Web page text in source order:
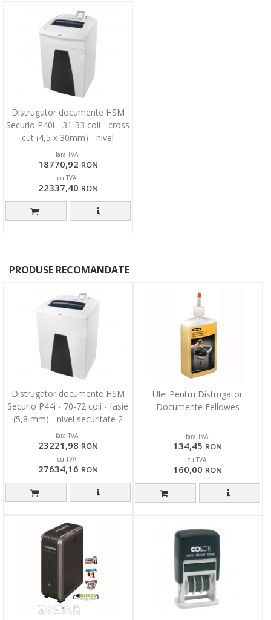
Distrugator documente HSM
Securio P40i - 31-33 coli - cross
cut (4,5 x 30mm) - nivel
securitate 3
fara TVA:
18770,92 RON
cu TVA:
22337,40 RON
PRODUSE RECOMANDATE
Distrugator documente HSM
Securio P44i - 70-72 coli - fasie
(5,8 mm) - nivel securitate 2
fara TVA:
23221,98 RON
cu TVA:
27634,16 RON
Ulei Pentru Distrugator
Documente Fellowes
fara TVA:
134,45 RON
cu TVA:
160,00 RON